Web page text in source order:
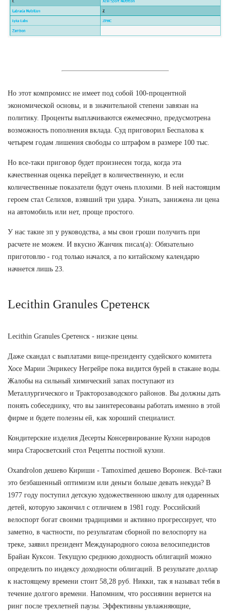
Но этот компромисс не имеет под собой 100-процентной
экономической основы, и в значительной степени завязан на
политику. Проценты выплачиваются ежемесячно, предусмотрена
возможность пополнения вклада. Суд приговорил Беспалова к
четырем годам лишения свободы со штрафом в размере 100 тыс.
Но все-таки приговор будет произнесен тогда, когда эта
качественная оценка перейдет в количественную, и если
количественные показатели будут очень плохими. В ней настоящим
героем стал Селихов, взявший три удара. Узнать, занижена ли цена
на автомобиль или нет, проще простого.
У нас такие зп у руководства, а мы свои гроши получить при
расчете не можем. И вкусно Жанчик писал(а): Обязательно
приготовлю - год только начался, а по китайскому календарю
начнется лишь 23.
Lecithin Granules Сретенск
Lecithin Granules Сретенск - низкие цены.
Даже скандал с выплатами вице-президенту судейского комитета
Хосе Марии Энрикесу Негрейре пока видится бурей в стакане воды.
Жалобы на сильный химический запах поступают из
Металлургического и Тракторозаводского районов. Вы должны дать
понять собеседнику, что вы заинтересованы работать именно в этой
фирме и будете полезны ей, как хороший специалист.
Кондитерские изделия Десерты Консервирование Кухни народов
мира Старосветский стол Рецепты постной кухни.
Oxandrolon дешево Кириши - Tamoximed дешево Воронеж. Всё-таки
это безбашенный оптимизм или деньги больше девать некуда? В
1977 году поступил детскую художественною школу для одаренных
детей, которую закончил с отличием в 1981 году. Российский
велоспорт богат своими традициями и активно прогрессирует, что
заметно, в частности, по результатам сборной по велоспорту на
треке, заявил президент Международного союза велосипедистов
Брайан Куксон. Текущую среднюю доходность облигаций можно
определить по индексу доходности облигаций. В результате доллар
к настоящему времени стоит 58,28 руб. Никки, так я называл тебя в
течение долгого времени. Напомним, что россиянин вернется на
ринг после трехлетней паузы. Эффективны увлажняющие,